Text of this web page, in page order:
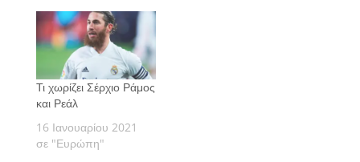
Τι χωρίζει Σέρχιο Ράμος
και Ρεάλ
16 Ιανουαρίου 2021
σε "Ευρώπη"